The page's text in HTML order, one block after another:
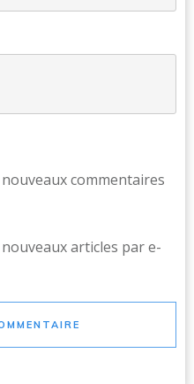
commentaires
articles par e-